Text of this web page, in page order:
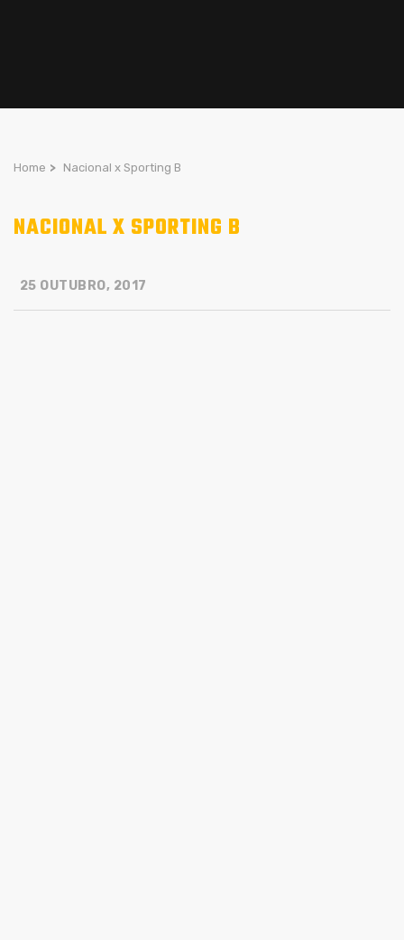
Home > Nacional x Sporting B
NACIONAL X SPORTING B
25 OUTUBRO, 2017